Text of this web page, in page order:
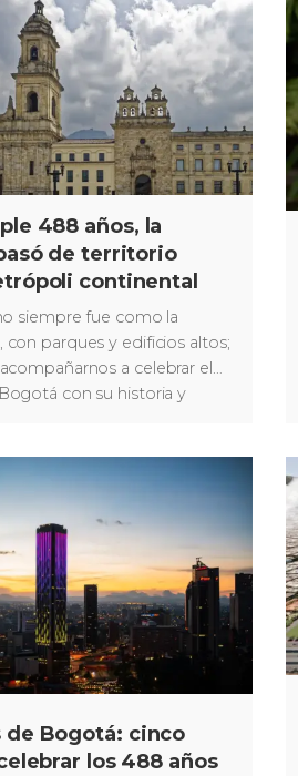
488 años, la
de territorio
continental
siempre fue como la
parques y edificios altos;
a celebrar el
con su historia y
de Bogotá: cinco
los 488 años